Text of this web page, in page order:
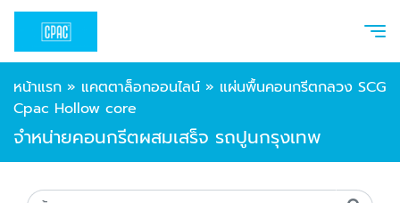
หน้าแรก » แคตตาล็อกออนไลน์ » แผ่นพื้นคอนกรีตกลวง SCG
Cpac Hollow core
จำหน่ายคอนกรีตผสมเสร็จ รถปูนกรุงเทพ